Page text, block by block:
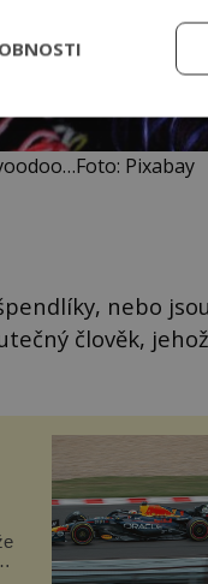
Pixabay
nebo
člověk,